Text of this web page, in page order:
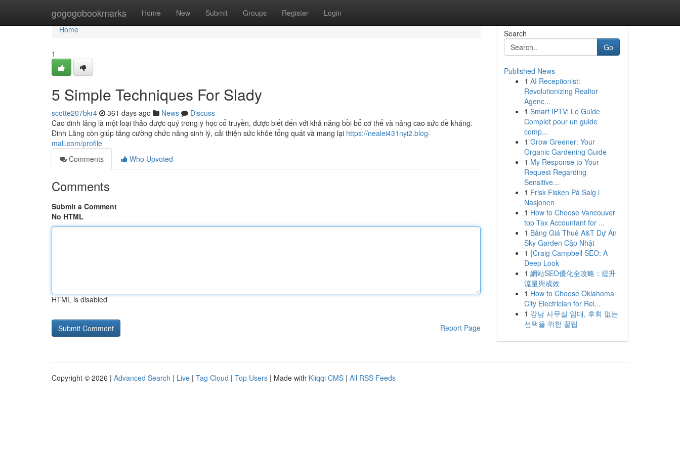
gogogobookmarks Home New Submit Groups Register Login
Home
Home
1
5 Simple Techniques For Slady
scotte207bkr4 361 days ago News
Discuss
Cao đinh lăng là một loại thảo dược quý trong y học cổ truyền, được biết đến với khả năng bồi bổ cơ thể và nâng cao sức đề kháng.
Đinh Lăng còn giúp tăng cường chức năng sinh lý, cải thiện sức khỏe tổng quát và mang lại https://nealei431nyi2.blog-
mall.com/profile
Comments
Who Upvoted
Comments
Submit a Comment
No HTML
HTML is disabled
Report Page
Search
Go
Published News
1 AI Receptionist:
Revolutionizing Realtor
Agenc...
1 Smart IPTV: Le Guide
Complet pour un guide
comp...
1 Grow Greener: Your
Organic Gardening Guide
1 My Response to Your
Request Regarding
Sensitive...
1 Frisk Fisken På Salg i
Nasjonen
1 How to Choose Vancouver
top Tax Accountant for ...
1 Bảng Giá Thuê A&T Dự Án
Sky Garden Cập Nhật
1 {Craig Campbell SEO: A
Deep Look
1 網站SEO優化全攻略：提升
流量與成效
1 How to Choose Oklahoma
City Electrician for Rel...
1 강남 사무실 임대, 후회 없는
선택을 위한 꿀팁
Copyright © 2026 | Advanced Search | Live | Tag Cloud | Top Users | Made with Kliqqi CMS | All RSS Feeds